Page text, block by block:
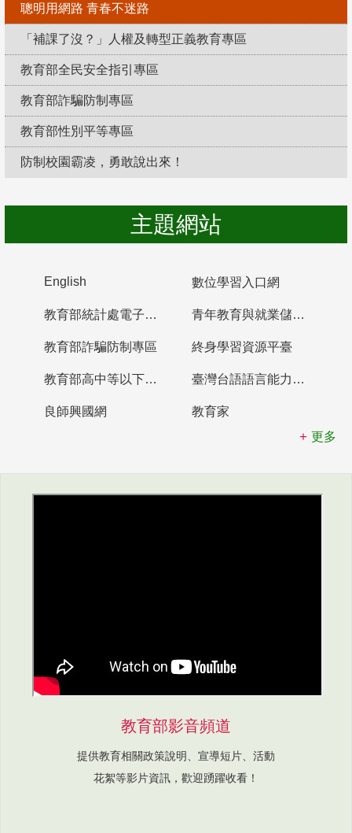
聰明用網路 青春不迷路
「補課了沒？」人權及轉型正義教育專區
教育部全民安全指引專區
教育部詐騙防制專區
教育部性別平等專區
防制校園霸凌，勇敢說出來！
主題網站
English 數位學習入口網
教育部統計處電子書櫃 青年教育與就業儲蓄帳戶
教育部詐騙防制專區 終身學習資源平臺
教育部高中等以下學校及幼兒園教師資格檢定考試 臺灣台語語言能力認證網站
良師興國網
教育家
更多
教育部影音頻道
提供教育相關政策說明、宣導短片、活動
花絮等影片資訊，歡迎踴躍收看！